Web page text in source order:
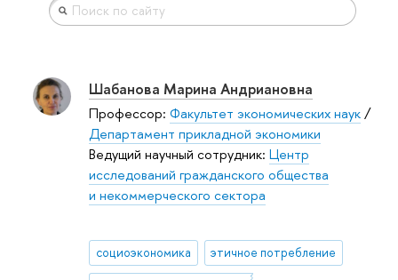
Шабанова Марина Андриановна
Профессор: Факультет экономических наук/
Департамент прикладной экономики
Ведущий научный сотрудник: Центр
исследований гражданского общества
и некоммерческого сектора
социоэкономика этичное потребление